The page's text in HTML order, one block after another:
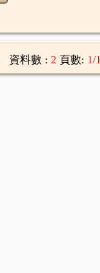
資料數 : 2 頁數: 1/